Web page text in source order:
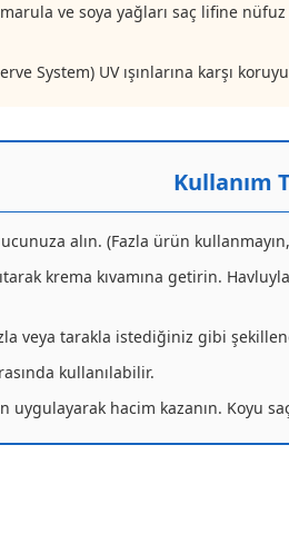
ve soya yağları saç lifine
System) UV ışınlarına karşı
Kullanım
alın. (Fazla ürün
krema kıvamına getirin.
veya tarakla istediğiniz gibi
kullanılabilir.
uygulayarak hacim kazanın. Koyu